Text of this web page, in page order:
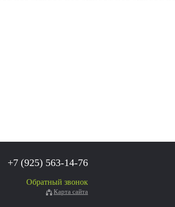
+7 (925) 563-14-76
Обратный звонок
Карта сайта